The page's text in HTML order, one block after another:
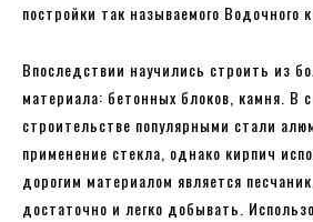
постройки так называемого Водочного
Впоследствии научились строить из
материала: бетонных блоков, камня. В
строительстве популярными стали
применение стекла, однако кирпич
дорогим материалом является
достаточно и легко добывать.